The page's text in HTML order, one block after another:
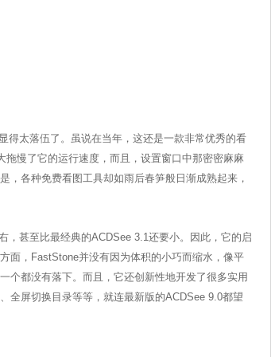
得太落伍了。虽说在当年，这还是一款非常优秀的看
拖慢了它的运行速度，而且，设置窗口中那密密麻麻
，各种免费看图工具却如雨后春笋般日渐成熟起来，
甚至比最经典的ACDSee 3.1还要小。因此，它的启
面，FastStone并没有因为体积的小巧而缩水，像平
个都没有落下。而且，它还创新性地开发了很多实用
全屏切换目录等等，就连最新版的ACDSee 9.0都望